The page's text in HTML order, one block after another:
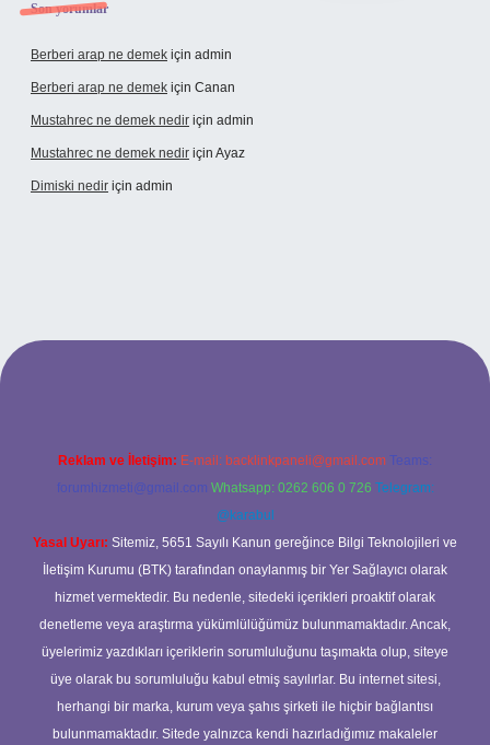
Son yorumlar
Berberi arap ne demek için admin
Berberi arap ne demek için Canan
Mustahrec ne demek nedir için admin
Mustahrec ne demek nedir için Ayaz
Dimiski nedir için admin
güncel adresi
Reklam ve İletişim: E-mail: backlinkpaneli@gmail.com Teams:
forumhizmeti@gmail.com Whatsapp: 0262 606 0 726 Telegram:
@karabul
Yasal Uyarı: Sitemiz, 5651 Sayılı Kanun gereğince Bilgi Teknolojileri ve
İletişim Kurumu (BTK) tarafından onaylanmış bir Yer Sağlayıcı olarak
hizmet vermektedir. Bu nedenle, sitedeki içerikleri proaktif olarak
denetleme veya araştırma yükümlülüğümüz bulunmamaktadır. Ancak,
üyelerimiz yazdıkları içeriklerin sorumluluğunu taşımakta olup, siteye
üye olarak bu sorumluluğu kabul etmiş sayılırlar. Bu internet sitesi,
herhangi bir marka, kurum veya şahıs şirketi ile hiçbir bağlantısı
bulunmamaktadır. Sitede yalnızca kendi hazırladığımız makaleler